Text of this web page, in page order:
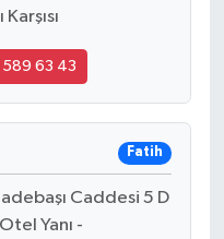
589 63 43
Fatih
Caddesi 5 D
Yanı -